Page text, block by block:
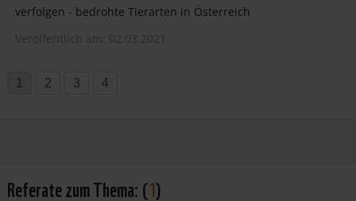
verfolgen - bedrohte Tierarten in Österreich
Veröffentlich am: 02.03.2021
1 2 3 4
Referate zum Thema:(1)